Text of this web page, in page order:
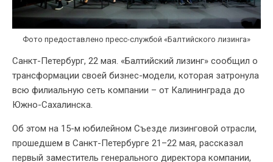
Фото предоставлено пресс-службой «Балтийского лизинга»
Санкт-Петербург, 22 мая. «Балтийский лизинг» сообщил о
трансформации своей бизнес-модели, которая затронула
всю филиальную сеть компании – от Калининграда до
Южно-Сахалинска.
Об этом на 15-м юбилейном Съезде лизинговой отрасли,
прошедшем в Санкт-Петербурге 21–22 мая, рассказал
первый заместитель генерального директора компании,